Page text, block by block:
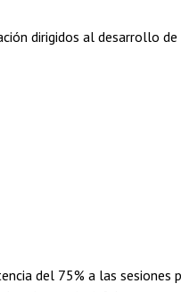
dirigidos al desarrollo
del 75% a las